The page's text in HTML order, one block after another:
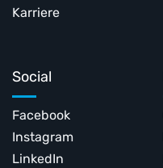
Karriere
Social
Facebook
Instagram
LinkedIn